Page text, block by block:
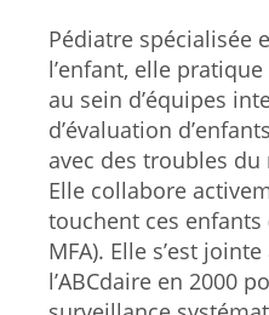
Pédiatre spécialisée
l’enfant, elle
au sein d’équipes
d’évaluation
avec des troubles
Elle collabore
touchent ces enfants
MFA). Elle s’est
l’ABCdaire en 2000